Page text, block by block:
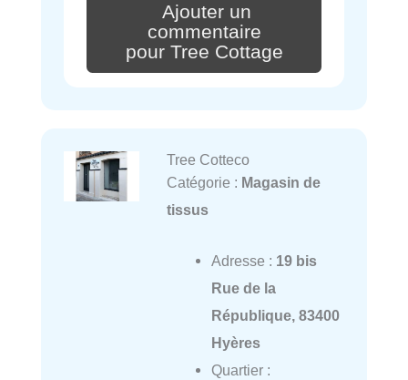
Ajouter un
commentaire
pour Tree Cottage
Tree Cotteco
Catégorie : Magasin de
tissus
Adresse : 19 bis
Rue de la
République, 83400
Hyères
Quartier :